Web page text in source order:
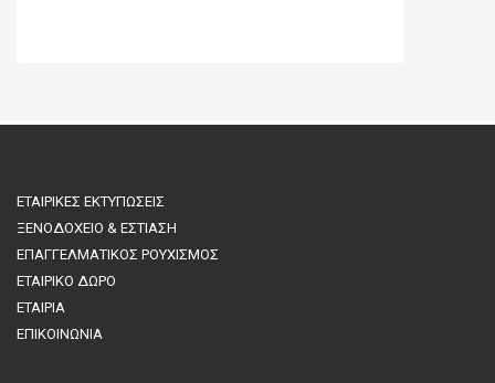
ΕΤΑΙΡΙΚΕΣ ΕΚΤΥΠΩΣΕΙΣ
ΞΕΝΟΔΟΧΕΙΟ & ΕΣΤΙΑΣΗ
ΕΠΑΓΓΕΛΜΑΤΙΚΟΣ ΡΟΥΧΙΣΜΟΣ
ΕΤΑΙΡΙΚΟ ΔΩΡΟ
ΕΤΑΙΡΙΑ
ΕΠΙΚΟΙΝΩΝΙΑ